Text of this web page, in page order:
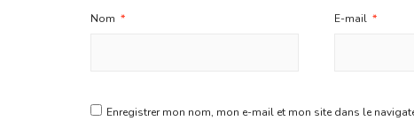
Nom * E-mail *
Enregistrer mon nom, mon e-mail et mon site dans le